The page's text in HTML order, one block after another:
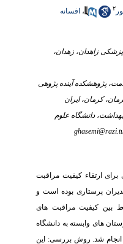
،افسانه
زاهدان، زهدان،
پژوهشکده آینده پژوهی
کرمان، ایران
دانشگاه علوم
ارتقاء کیفیت مراقبت
پرستاری بوده است و
بین کیفیت مراقبت های
های وابسته به دانشگاه
زاهدان در سال 1392 انجام شد. روش بررسی: این